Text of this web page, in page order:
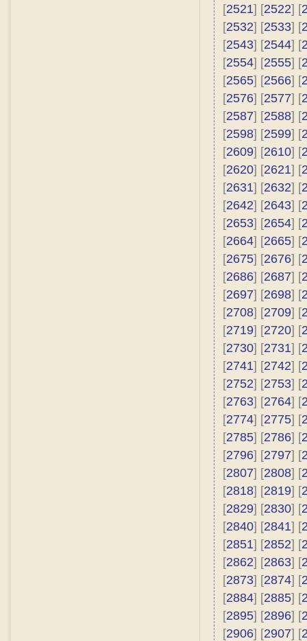
[2521] [2522] [
[2532] [2533] [
[2543] [2544] [
[2554] [2555] [
[2565] [2566] [
[2576] [2577] [
[2587] [2588] [
[2598] [2599] [
[2609] [2610] [
[2620] [2621] [
[2631] [2632] [
[2642] [2643] [
[2653] [2654] [
[2664] [2665] [
[2675] [2676] [
[2686] [2687] [
[2697] [2698] [
[2708] [2709] [
[2719] [2720] [
[2730] [2731] [
[2741] [2742] [
[2752] [2753] [
[2763] [2764] [
[2774] [2775] [
[2785] [2786] [
[2796] [2797] [
[2807] [2808] [
[2818] [2819] [
[2829] [2830] [
[2840] [2841] [
[2851] [2852] [
[2862] [2863] [
[2873] [2874] [
[2884] [2885] [
[2895] [2896] [
[2906] [2907] [